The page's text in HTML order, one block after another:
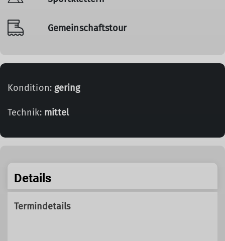
Gemeinschaftstour
Kondition: gering
Technik: mittel
Details
Termindetails